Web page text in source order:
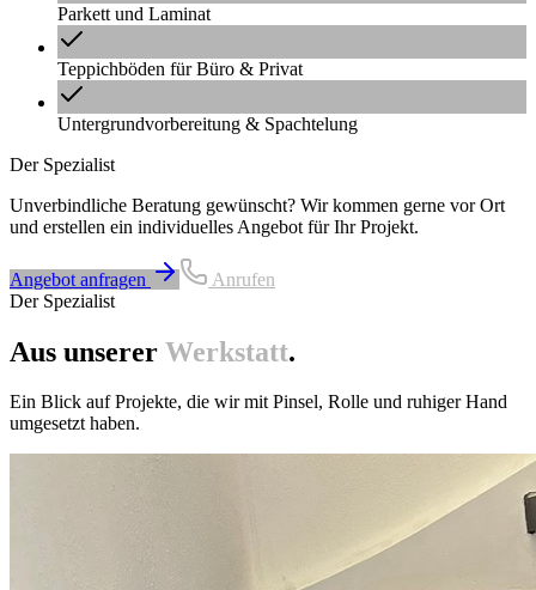
Parkett und Laminat
Teppichböden für Büro & Privat
Untergrundvorbereitung & Spachtelung
Der Spezialist
Unverbindliche Beratung gewünscht? Wir kommen gerne vor Ort
und erstellen ein individuelles Angebot für Ihr Projekt.
Angebot anfragen
Anrufen
Der Spezialist
Aus unserer Werkstatt.
Ein Blick auf Projekte, die wir mit Pinsel, Rolle und ruhiger Hand
umgesetzt haben.